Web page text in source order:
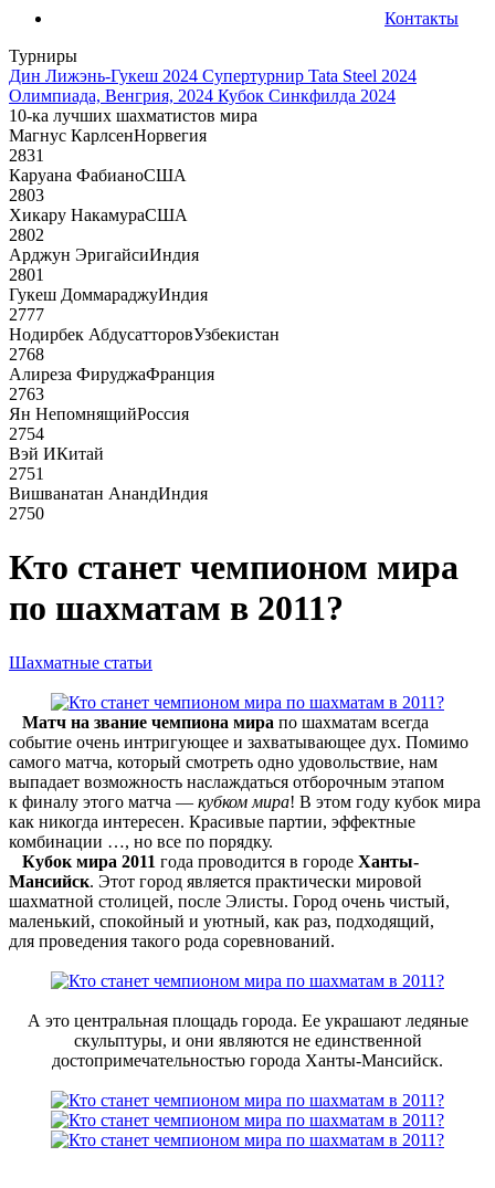
Контакты
Турниры
Дин Лижэнь-Гукеш 2024 Супертурнир Tata Steel 2024
Олимпиада, Венгрия, 2024 Кубок Синкфилда 2024
10-ка лучших шахматистов мира
Магнус КарлсенНорвегия
2831
Каруана ФабианоСША
2803
Хикару НакамураСША
2802
Арджун ЭригайсиИндия
2801
Гукеш ДоммараджуИндия
2777
Нодирбек АбдусатторовУзбекистан
2768
Алиреза ФируджаФранция
2763
Ян НепомнящийРоссия
2754
Вэй ИКитай
2751
Вишванатан АнандИндия
2750
Кто станет чемпионом мира
по шахматам в 2011?
Шахматные статьи
Матч на звание чемпиона мира по шахматам всегда
событие очень интригующее и захватывающее дух. Помимо
самого матча, который смотреть одно удовольствие, нам
выпадает возможность наслаждаться отборочным этапом
к финалу этого матча — кубком мира! В этом году кубок мира
как никогда интересен. Красивые партии, эффектные
комбинации …, но все по порядку.
Кубок мира 2011 года проводится в городе Ханты-
Мансийск. Этот город является практически мировой
шахматной столицей, после Элисты. Город очень чистый,
маленький, спокойный и уютный, как раз, подходящий,
для проведения такого рода соревнований.
А это центральная площадь города. Ее украшают ледяные
скульптуры, и они являются не единственной
достопримечательностью города Ханты-Мансийск.